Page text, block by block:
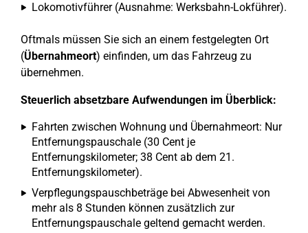
Lokomotivführer (Ausnahme: Werksbahn-Lokführer).
Oftmals müssen Sie sich an einem festgelegten Ort
(Übernahmeort) einfinden, um das Fahrzeug zu
übernehmen.
Steuerlich absetzbare Aufwendungen im Überblick:
Fahrten zwischen Wohnung und Übernahmeort: Nur
Entfernungspauschale (30 Cent je
Entfernungskilometer; 38 Cent ab dem 21.
Entfernungskilometer).
Verpflegungspauschbeträge bei Abwesenheit von
mehr als 8 Stunden können zusätzlich zur
Entfernungspauschale geltend gemacht werden.